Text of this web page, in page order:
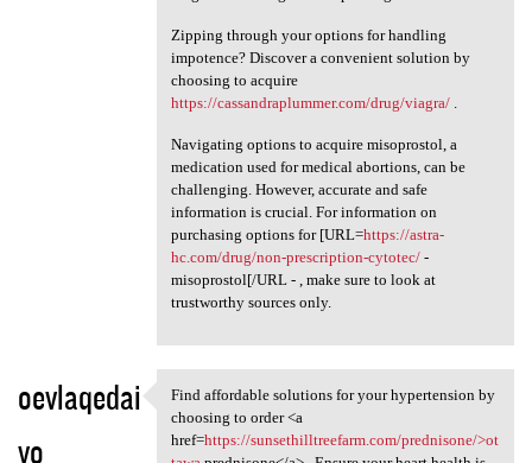
Zipping through your options for handling
impotence? Discover a convenient solution by
choosing to acquire
https://cassandraplummer.com/drug/viagra/.
Navigating options to acquire misoprostol, a
medication used for medical abortions, can be
challenging. However, accurate and safe
information is crucial. For information on
purchasing options for [URL=https://astra-
hc.com/drug/non-prescription-cytotec/-
misoprostol[/URL - , make sure to look at
trustworthy sources only.
oevlaqedai
yo
Find affordable solutions for
Find affordable solutions for your hypertension by
choosing to order <a
href=https://sunsethilltreefarm.com/prednisone/>ot